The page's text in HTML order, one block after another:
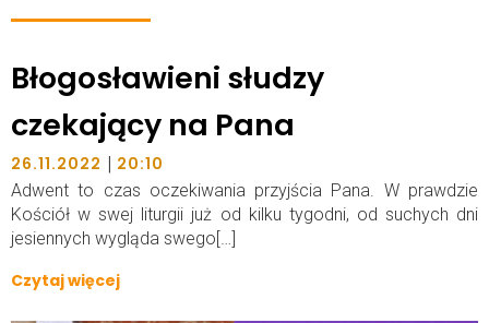
Błogosławieni słudzy
czekający na Pana
26.11.2022 | 20:10
Adwent to czas oczekiwania przyjścia Pana. W prawdzie
Kościół w swej liturgii już od kilku tygodni, od suchych dni
jesiennych wygląda swego[…]
Czytaj więcej